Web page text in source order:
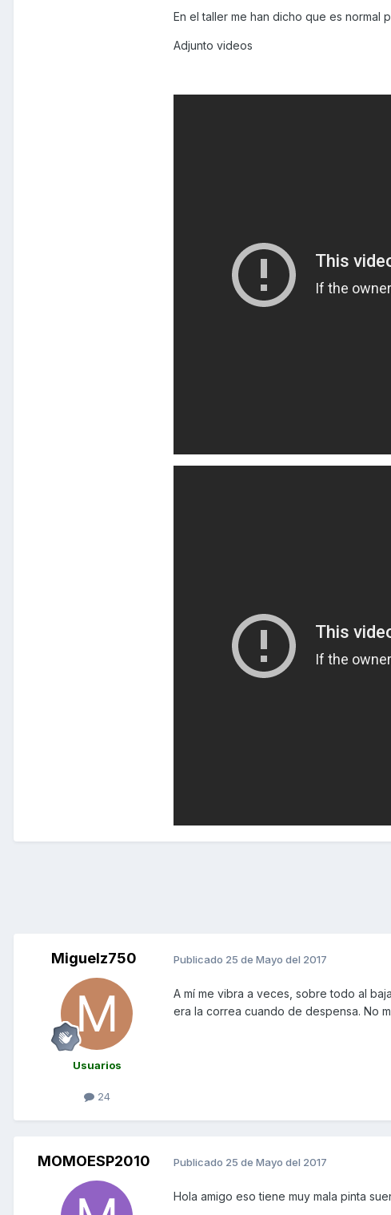
En el taller me han dicho que es normal
Adjunto videos
Miguelz750
Usuarios
24
Publicado 25 de Mayo del 2017
A mí me vibra a veces, sobre todo al
era la correa cuando de despensa. No
MOMOESP2010 Publicado 25 de Mayo del 2017
Hola amigo eso tiene muy mala pinta